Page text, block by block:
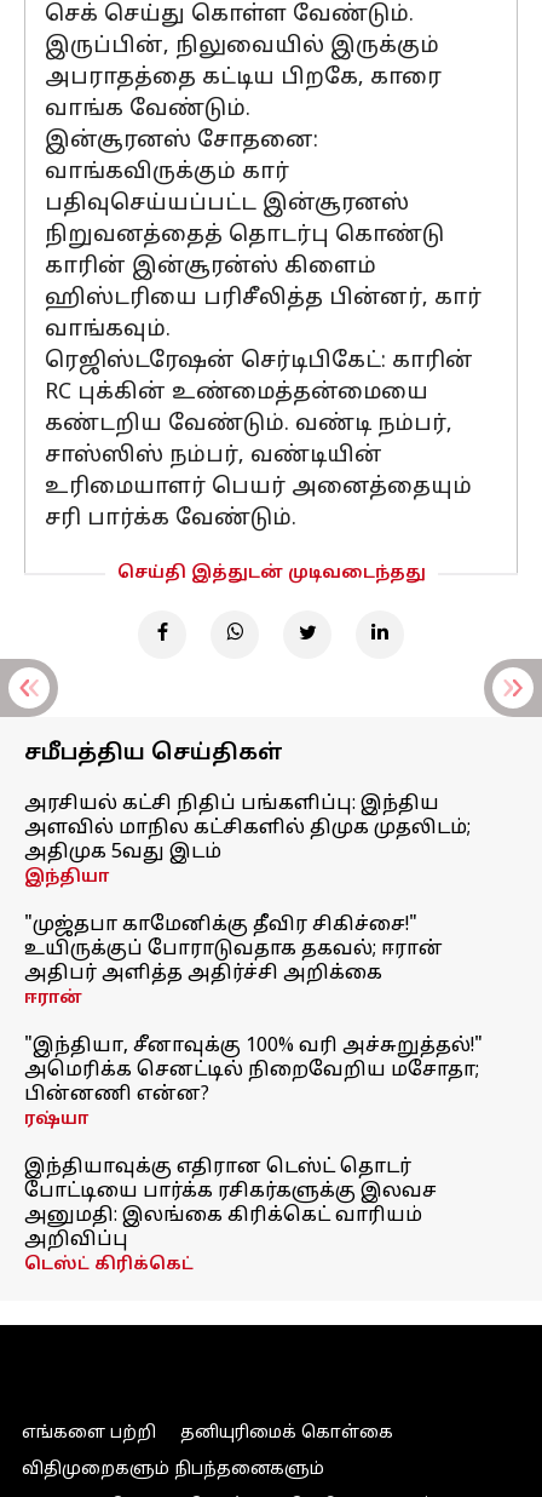
செக் செய்து கொள்ள வேண்டும்.
இருப்பின், நிலுவையில் இருக்கும்
அபராதத்தை கட்டிய பிறகே, காரை
வாங்க வேண்டும்.
இன்சூரனஸ் சோதனை:
வாங்கவிருக்கும் கார்
பதிவுசெய்யப்பட்ட இன்சூரனஸ்
நிறுவனத்தைத் தொடர்பு கொண்டு
காரின் இன்சூரன்ஸ் கிளைம்
ஹிஸ்டரியை பரிசீலித்த பின்னர், கார்
வாங்கவும்.
ரெஜிஸ்டரேஷன் செர்டிபிகேட்: காரின்
RC புக்கின் உண்மைத்தன்மையை
கண்டறிய வேண்டும். வண்டி நம்பர்,
சாஸ்ஸிஸ் நம்பர், வண்டியின்
உரிமையாளர் பெயர் அனைத்தையும்
சரி பார்க்க வேண்டும்.
செய்தி இத்துடன் முடிவடைந்தது
சமீபத்திய செய்திகள்
அரசியல் கட்சி நிதிப் பங்களிப்பு: இந்திய
அளவில் மாநில கட்சிகளில் திமுக முதலிடம்;
அதிமுக 5வது இடம்
இந்தியா
"முஜ்தபா காமேனிக்கு தீவிர சிகிச்சை!"
உயிருக்குப் போராடுவதாக தகவல்; ஈரான்
அதிபர் அளித்த அதிர்ச்சி அறிக்கை
ஈரான்
"இந்தியா, சீனாவுக்கு 100% வரி அச்சுறுத்தல்!"
அமெரிக்க செனட்டில் நிறைவேறிய மசோதா;
பின்னணி என்ன?
ரஷ்யா
இந்தியாவுக்கு எதிரான டெஸ்ட் தொடர்
போட்டியை பார்க்க ரசிகர்களுக்கு இலவச
அனுமதி: இலங்கை கிரிக்கெட் வாரியம்
அறிவிப்பு
டெஸ்ட் கிரிக்கெட்
எங்களை பற்றி
தனியுரிமைக் கொள்கை
விதிமுறைகளும் நிபந்தனைகளும்